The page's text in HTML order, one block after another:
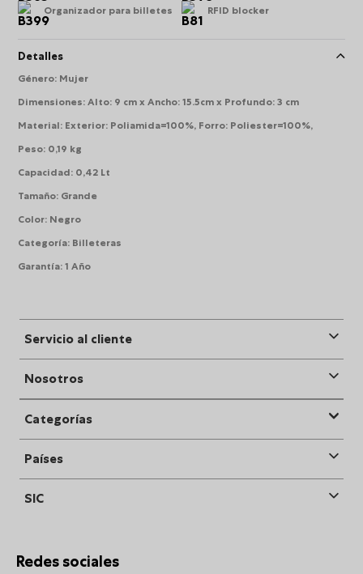
Organizador para billetes
RFID blocker
Detalles
Género: Mujer
Dimensiones:Alto: 9 cm x Ancho: 15.5cm x Profundo: 3 cm
Material: Exterior: Poliamida=100%, Forro: Poliester=100%,
Peso: 0,19 kg
Capacidad: 0,42 Lt
Tamaño: Grande
Color: Negro
Categoría: Billeteras
Garantía:1 Año
Servicio al cliente
Nosotros
Categorías
Países
SIC
Redes sociales